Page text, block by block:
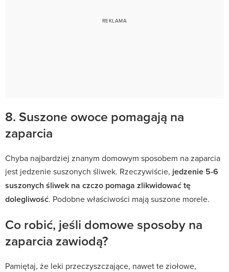
8. Suszone owoce pomagają na
zaparcia
Chyba najbardziej znanym domowym sposobem na zaparcia
jest jedzenie suszonych śliwek. Rzeczywiście, jedzenie 5-6
suszonych śliwek na czczo pomaga zlikwidować tę
dolegliwość. Podobne właściwości mają suszone morele.
Co robić, jeśli domowe sposoby na
zaparcia zawiodą?
Pamiętaj, że leki przeczyszczające, nawet te ziołowe,